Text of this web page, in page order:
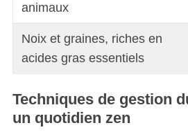
animaux
Noix et graines, riches en
acides gras essentiels
Techniques de gestion
un quotidien zen